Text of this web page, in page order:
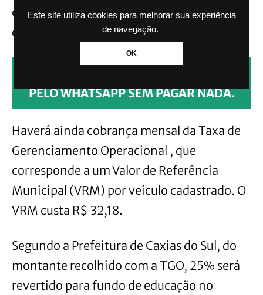
Este site utiliza cookies para melhorar sua experiência
de navegação.
OK
contados da data do emplacamento, além
de quatro portas e ar condicionado.
PELO WHATSAPP SEM PAGAR NADA.
Haverá ainda cobrança mensal da Taxa de
Gerenciamento Operacional , que
corresponde a um Valor de Referência
Municipal (VRM) por veículo cadastrado. O
VRM custa R$ 32,18.
Segundo a Prefeitura de Caxias do Sul, do
montante recolhido com a TGO, 25% será
revertido para fundo de educação no